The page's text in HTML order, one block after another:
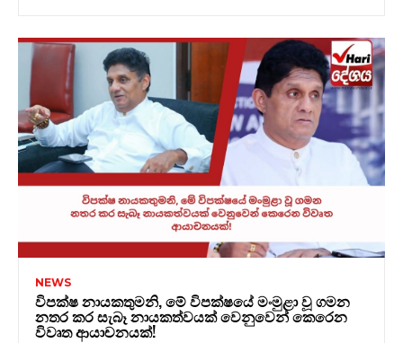
NEWS
විපක්ෂ නායකතුමනි, මේ විපක්ෂයේ මංමුළා වූ ගමන
නතර කර සැබෑ නායකත්වයක් වෙනුවෙන් කෙරෙන
විවෘත ආයාචනයක්!